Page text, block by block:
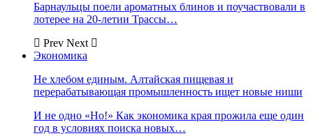
Барнаульцы поели ароматных блинов и поучаствовали в
лотерее на 20-летии Трассы…
Prev Next
Экономика
Не хлебом единым. Алтайская пищевая и
перерабатывающая промышленность ищет новые ниши
И не одно «Но!» Как экономика края прожила еще один
год в условиях поиска новых…